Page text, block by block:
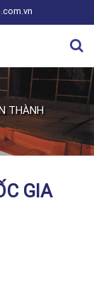
THÀNH
GIA